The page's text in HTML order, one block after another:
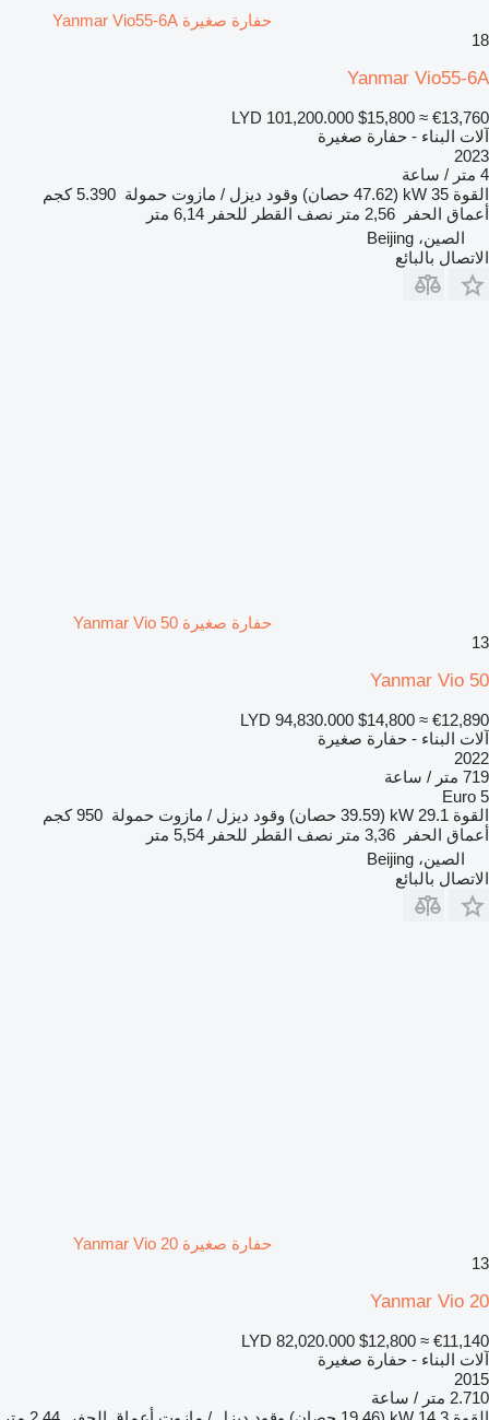
حفارة صغيرة Yanmar Vio55-6A
18
Yanmar Vio55-6A
LYD 101,200.000 $15,800 ≈ €13,760
آلات البناء - حفارة صغيرة
2023
4 متر / ساعة
القوة 35 kW (47.62 حصان) وقود ديزل / مازوت حمولة 5.390 كجم
أعماق الحفر
2,56 متر نصف القطر للحفر 6,14 متر
الصين، Beijing
الاتصال بالبائع
حفارة صغيرة Yanmar Vio 50
13
Yanmar Vio 50
LYD 94,830.000 $14,800 ≈ €12,890
آلات البناء - حفارة صغيرة
2022
719 متر / ساعة
Euro 5
القوة 29.1 kW (39.59 حصان) وقود ديزل / مازوت حمولة 950 كجم
أعماق الحفر
3,36 متر نصف القطر للحفر 5,54 متر
الصين، Beijing
الاتصال بالبائع
حفارة صغيرة Yanmar Vio 20
13
Yanmar Vio 20
LYD 82,020.000 $12,800 ≈ €11,140
آلات البناء - حفارة صغيرة
2015
2.710 متر / ساعة